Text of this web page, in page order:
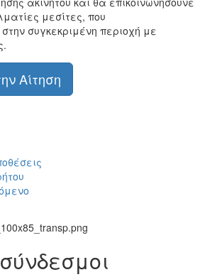
μεσίτες, που
συγκεκριμένη περιοχή με
Αίτηση